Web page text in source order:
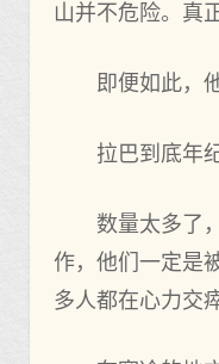
山并不危险。真
即便如此，
拉巴到底年
数量太多了
作，他们一定是
多人都在心力交